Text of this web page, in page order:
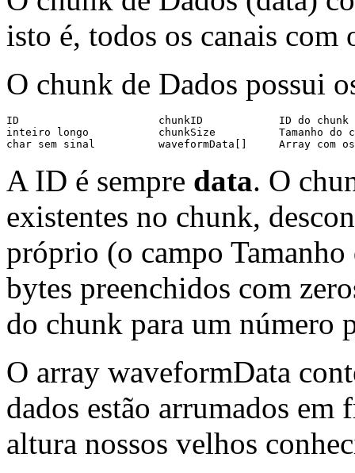
isto é, todos os canais com
O chunk de Dados possui
ID                      chunkID            ID do chunk
inteiro longo           chunkSize          Tamanho do
A ID é sempre data. O
existentes no chunk,
próprio (o campo
bytes preenchidos com
do chunk para um número
O array waveformData
dados estão arrumados em
altura nossos velhos